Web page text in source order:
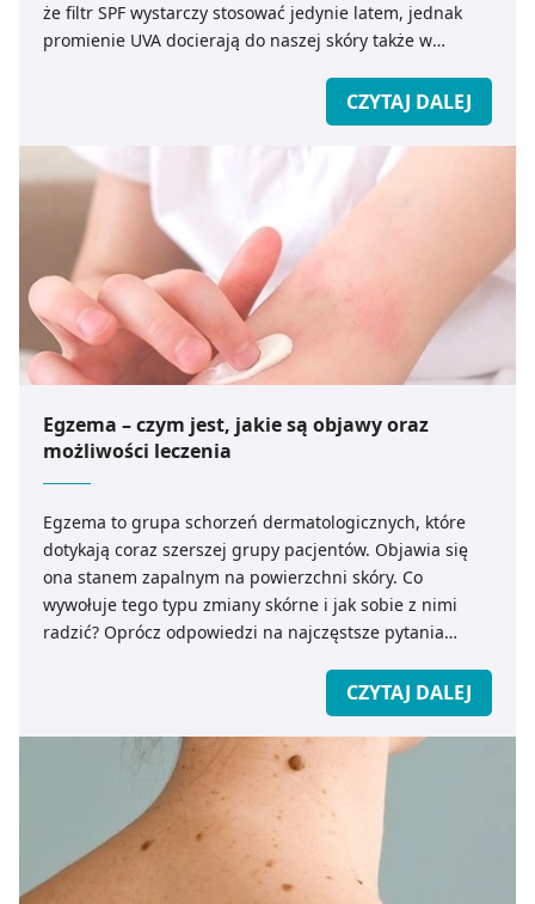
że filtr SPF wystarczy stosować jedynie latem, jednak
promienie UVA docierają do naszej skóry także w
pomieszczeniach, jeśli znajdujemy się blisko okien.
Długotrwała ekspozycja na światło słoneczne nie tylko
przyspiesza procesy starzenia, lecz także pogarsza
ogólny stan skóry i może prowadzić do przebarwień.
Dermokosmetyki z wysokim SPF stają się więc
fundamentem profilaktyki – to one budują pierwszą
barierę ochronną, wspierając zdrową skórę oraz
zachowanie jej naturalnej elastyczności i kolorytu.
Warto pamiętać, że zdrowa cera to efekt
konsekwentnych działań, a nie szybkich rozwiązań
stosowanych od czasu do czasu.
Dobrze dobrane naturalne kosmetyki z filtrami
przeciwsłonecznymi nie tylko chronią przed
promieniowaniem UV, lecz także mogą wspierać
aktywnych, takich jak witaminy czy antyoksydanty.
Dzięki temu poprawa stanu skóry staje się zauważalna
szybciej, a regularne stosowanie SPF przekłada się na
długofalowe utrzymanie efektów zdrowej i promiennej
cery. Ochrona przeciwsłoneczna to inwestycja – im
wcześniej wprowadzimy ją do rutyny, tym skuteczniej
spowolnimy procesy starzenia. Każdy, kto chce zadbać o
fotoprotekcję jako element podstawowy, równie ważny
jak oczyszczanie czy nawilżanie.
CZYTAJ DALEJ
Egzema – czym jest, jakie są objawy oraz
możliwości leczenia
Egzema to grupa schorzeń dermatologicznych, które
dotykają coraz szerszej grupy pacjentów. Objawia się
ona stanem zapalnym na powierzchni skóry. Co
wywołuje tego typu zmiany skórne i jak sobie z nimi
radzić? Oprócz odpowiedzi na najczęstsze pytania
pielęgnować skórę skłonną do egzemy.CZYTAJ DALEJ